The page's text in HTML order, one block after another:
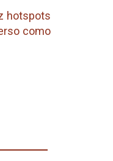
hotspots
como